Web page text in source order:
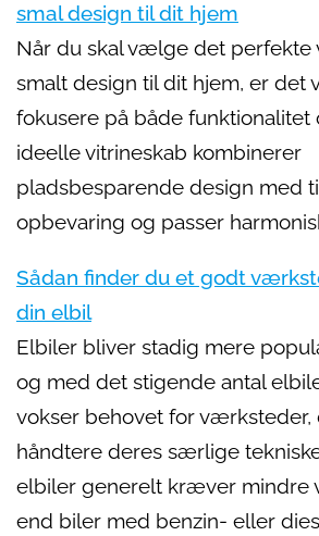
smal design til dit hjem
Når du skal vælge det perfekte
smalt design til dit hjem, er det
fokusere på både
ideelle vitrineskab kombinerer
pladsbesparende design med
opbevaring og passer
Sådan finder du et godt
din elbil
Elbiler bliver stadig mere
og med det stigende antal
vokser behovet for værksteder,
håndtere deres særlige
elbiler generelt kræver mindre
end biler med benzin- eller